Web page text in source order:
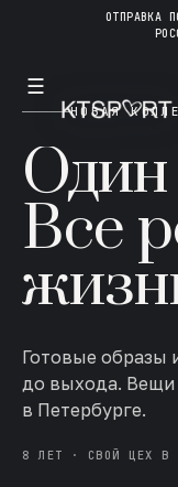
ОТПРАВКА
☰
НОВАЯ
Один
Все
Готовые образы
до выхода. Вещи
в Петербурге.
8 ЛЕТ · СВОЙ ЦЕХ В